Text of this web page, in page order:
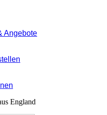
Angebote
England